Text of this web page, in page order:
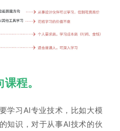
程。
学习AI专业技术，比如大模
知识，对于从事AI技术的伙